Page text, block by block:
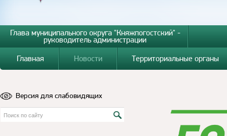
Глава муниципального округа "Княжпогостский" -
руководитель администрации
Главная
Новости Территориальные органы
Версия для слабовидящих